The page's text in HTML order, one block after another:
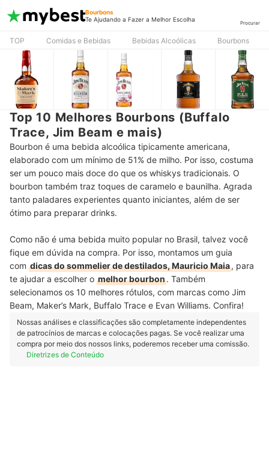
Bourbons
Te Ajudando a Fazer a Melhor Escolha
Procurar
TOP Comidas e Bebidas Bebidas Alcoólicas Bourbons
Top 10 Melhores Bourbons (Buffalo
Trace, Jim Beam e mais)
Bourbon é uma bebida alcoólica tipicamente americana,
elaborado com um mínimo de 51% de milho. Por isso, costuma
ser um pouco mais doce do que os whiskys tradicionais. O
bourbon também traz toques de caramelo e baunilha. Agrada
tanto paladares experientes quanto iniciantes, além de ser
ótimo para preparar drinks.
Como não é uma bebida muito popular no Brasil, talvez você
fique em dúvida na compra. Por isso, montamos um guia
com dicas do sommelier de destilados, Mauricio Maia, para
te ajudar a escolher o melhor bourbon. Também
selecionamos os 10 melhores rótulos, com marcas como Jim
Beam, Maker’s Mark, Buffalo Trace e Evan Williams. Confira!
Nossas análises e classificações são completamente independentes
de patrocínios de marcas e colocações pagas. Se você realizar uma
compra por meio dos nossos links, poderemos receber uma comissão.
Diretrizes de Conteúdo